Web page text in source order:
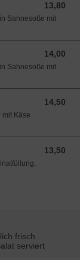
13,80
13,80 EUR
Sahnesoße mit
14,00
14,00 EUR
Sahnesoße mit
14,50
14,50 EUR
Käse
13,50
13,50 EUR
frisch
serviert